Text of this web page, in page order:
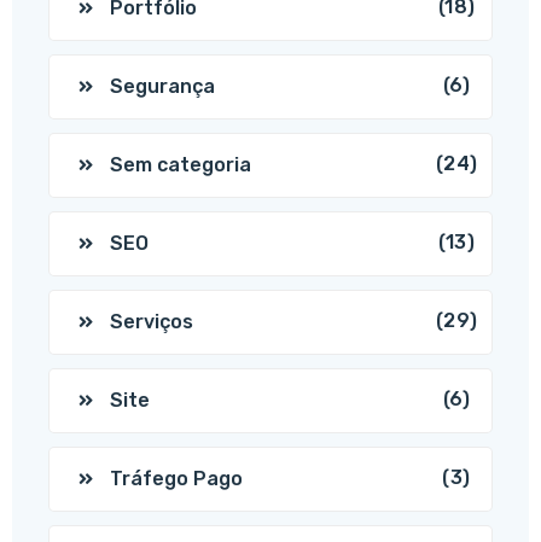
Portfólio (18)
Segurança (6)
Sem categoria (24)
SEO (13)
Serviços (29)
Site (6)
Tráfego Pago (3)